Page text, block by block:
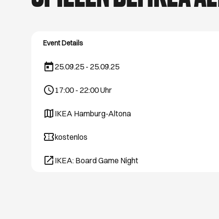
Spaziergänge. Wir
Event Details
25.09.25 - 25.09.25
17:00 - 22:00Uhr
IKEA Hamburg-Altona
Öffnet ein neues Browser-Tab
kostenlos
IKEA: Board Game Night
Öffnet ein neues Browser-Tab